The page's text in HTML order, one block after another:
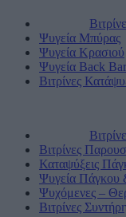
Ψυγεία Μπύρας
Ψυγεία Κρασιού
Ψυγεία Back Bar
Βιτρίνες
Βιτρίνες
Καταψύξεις
Ψυγεία Πάγκου
Ψυχόμενες –
Βιτρίνες